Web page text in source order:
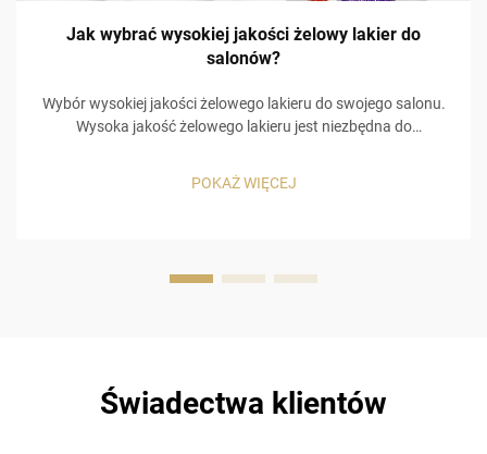
Jak wybrać wysokiej jakości żelowy lakier do
salonów?
Wybór wysokiej jakości żelowego lakieru do swojego salonu.
Wysoka jakość żelowego lakieru jest niezbędna do
Klienci oczekują, że ich manicure będzie trwać długo, a
odpryskiwane paznokcie już po 3 dniach od wizyty nie
POKAŻ WIĘCEJ
Świadectwa klientów